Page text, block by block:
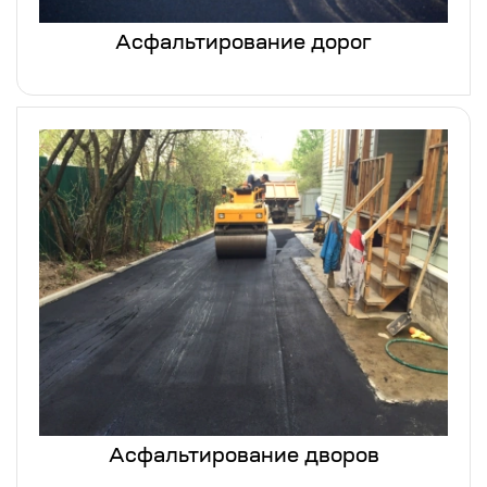
Асфальтирование дорог
Асфальтирование дворов